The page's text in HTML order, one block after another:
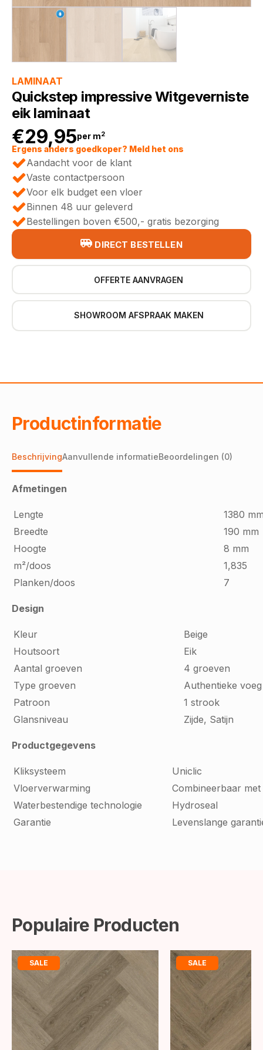
LAMINAAT
Quickstep impressive Witgeverniste
eik laminaat
€29,95per m2
Ergens anders goedkoper? Meld het ons
Aandacht voor de klant
Vaste contactpersoon
Voor elk budget een vloer
Binnen 48 uur geleverd
Bestellingen boven €500,- gratis bezorging
DIRECT BESTELLEN
OFFERTE AANVRAGEN
SHOWROOM AFSPRAAK MAKEN
Productinformatie
BeschrijvingAanvullende informatieBeoordelingen (0)
Afmetingen
Lengte
1380
Breedte
190 mm
Hoogte
8 mm
m²/doos
1,835
Planken/doos
7
Design
Kleur
Beige
Houtsoort
Eik
Aantal groeven
4 groeven
Type groeven
Authentieke voeg
Patroon
1 strook
Glansniveau
Zijde, Satijn
Productgegevens
Kliksysteem
Uniclic
Vloerverwarming
Combineerbaar
Waterbestendige technologie
Hydroseal
Garantie
Levenslange
Populaire Producten
SALE SALE